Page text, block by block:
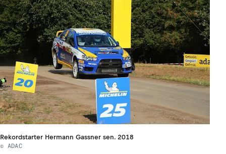
Rekordstarter Hermann Gassner sen. 2018
© ADAC